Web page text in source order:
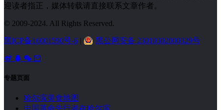
迎读者指正，媒体转载请直接联系文章作者。
© 2009-2024. All Rights Reserved.
黑ICP备16001590号-6 | 黑公网安备 23010302000329号
专题页面
哈尔滨美食地图